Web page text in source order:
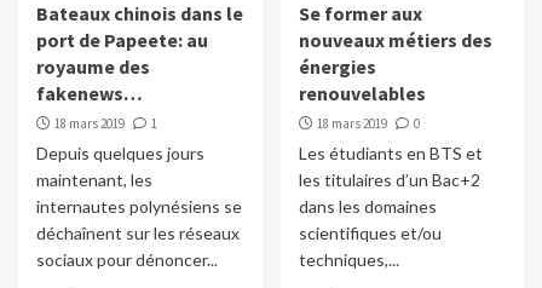
Bateaux chinois dans le
port de Papeete: au
royaume des
fakenews…
18 mars 2019 1
Depuis quelques jours
maintenant, les
internautes polynésiens se
déchaînent sur les réseaux
sociaux pour dénoncer...
Se former aux
nouveaux métiers des
énergies
renouvelables
18 mars 2019 0
Les étudiants en BTS et
les titulaires d’un Bac+2
dans les domaines
scientifiques et/ou
techniques,...